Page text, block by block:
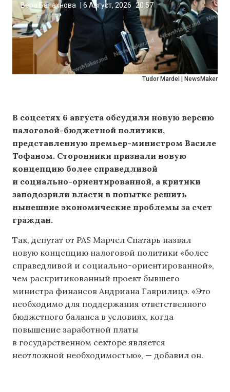
Tudor Mardei | NewsMaker
Вера Балахнова 6 Август, 2026 20:57
В соцсетях 6 августа обсудили новую версию
налоговой-бюджетной политики,
представленную премьер-министром Василе
Тофаном. Сторонники признали новую
концепцию более справедливой
и социально-ориентированной, а критики
заподозрили власти в попытке решить
нынешние экономические проблемы за счет
граждан.
Так, депутат от PAS Марчел Спатарь назвал
новую концепцию налоговой политики «более
справедливой и социально-ориентированной»,
чем раскритикованный проект бывшего
министра финансов Андриана Гаврилицэ. «Это
необходимо для поддержания ответственного
бюджетного баланса в условиях, когда
повышение заработной платы
в государственном секторе является
неотложной необходимостью», — добавил он.